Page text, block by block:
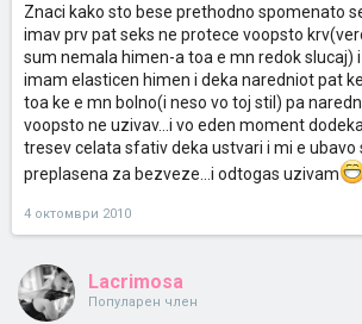
Znaci kako sto bese prethodno spomenato
imav prv pat seks ne protece voopsto
sum nemala himen-a toa e mn redok slucaj)
imam elasticen himen i deka naredniot pat
toa ke e mn bolno(i neso vo toj stil) pa
voopsto ne uzivav...i vo eden moment
tresev celata sfativ deka ustvari i mi e ubavo
preplasena za bezveze...i odtogas uzivam
4 октомври 2010
Lacrimosa
Популарен член